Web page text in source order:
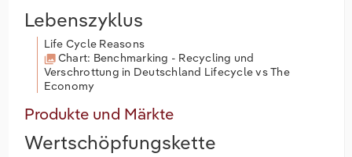
Lebenszyklus
Life Cycle Reasons
Chart: Benchmarking - Recycling und
Verschrottung in Deutschland Lifecycle vs The
Economy
Produkte und Märkte
Wertschöpfungskette